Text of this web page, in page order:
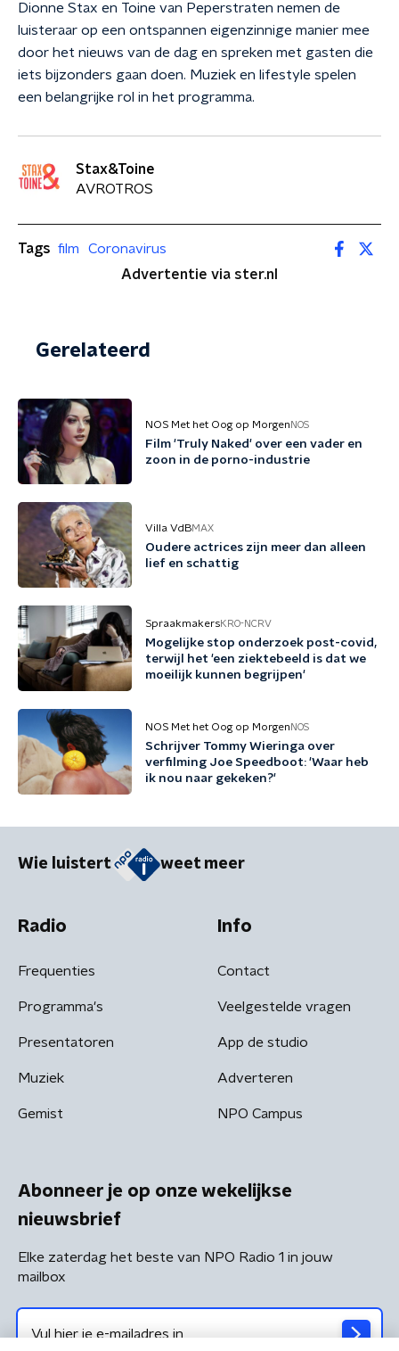
Dionne Stax en Toine van Peperstraten nemen de
luisteraar op een ontspannen eigenzinnige manier mee
door het nieuws van de dag en spreken met gasten die
iets bijzonders gaan doen. Muziek en lifestyle spelen
een belangrijke rol in het programma.
Stax&Toine
AVROTROS
Tags film
Coronavirus
Advertentie via ster.nl
Gerelateerd
NOS Met het Oog op Morgen NOS
Film 'Truly Naked' over een vader en
zoon in de porno-industrie
Villa VdBMAX
Oudere actrices zijn meer dan alleen
lief en schattig
SpraakmakersKRO-NCRV
Mogelijke stop onderzoek post-covid,
terwijl het 'een ziektebeeld is dat we
moeilijk kunnen begrijpen'
NOS Met het Oog op Morgen NOS
Schrijver Tommy Wieringa over
verfilming Joe Speedboot: 'Waar heb
ik nou naar gekeken?'
Wie luistert weet meer
Radio
Frequenties
Programma's
Presentatoren
Muziek
Gemist
Info
Contact
Veelgestelde vragen
App de studio
Adverteren
NPO Campus
Abonneer je op onze wekelijkse
nieuwsbrief
Elke zaterdag het beste van NPO Radio 1 in jouw
mailbox